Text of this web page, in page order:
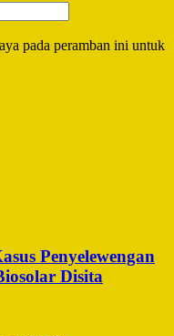
pada peramban ini untuk
Penyelewengan
Disita